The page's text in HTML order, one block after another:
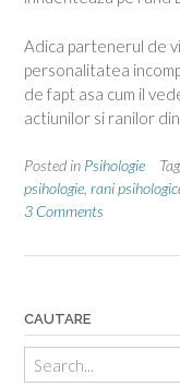
Adica partenerul de
personalitatea
de fapt asa cum il
actiunilor si ranilor
Posted in Psihologie
psihologie rani
3 Comments
CAUTARE